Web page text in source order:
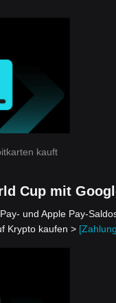
kauft
Cup mit
und Apple Pay-
Krypto kaufen >